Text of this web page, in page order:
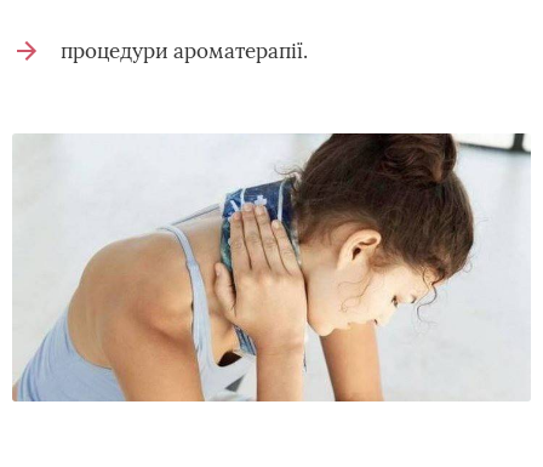
процедури ароматерапії.